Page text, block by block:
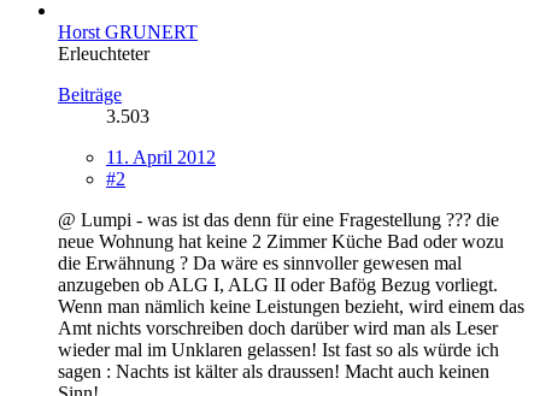
Horst GRUNERT
Erleuchteter
Beiträge
3.503
11. April 2012
#2
@ Lumpi - was ist das denn für eine Fragestellung ??? die
neue Wohnung hat keine 2 Zimmer Küche Bad oder wozu
die Erwähnung ? Da wäre es sinnvoller gewesen mal
anzugeben ob ALG I, ALG II oder Bafög Bezug vorliegt.
Wenn man nämlich keine Leistungen bezieht, wird einem das
Amt nichts vorschreiben doch darüber wird man als Leser
wieder mal im Unklaren gelassen! Ist fast so als würde ich
sagen : Nachts ist kälter als draussen! Macht auch keinen